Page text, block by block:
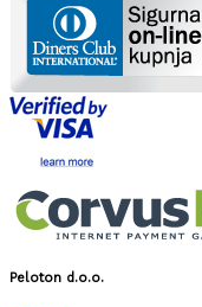
Peloton d.o.o.